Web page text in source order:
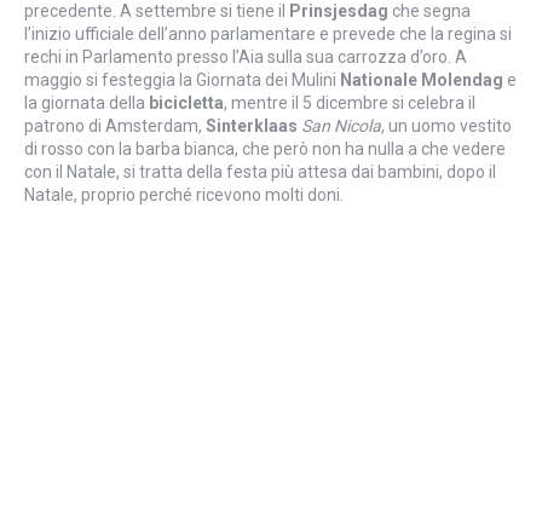
precedente. A settembre si tiene il
Prinsjesdag che segna
l’inizio ufficiale dell’anno parlamentare e prevede che la regina si
rechi in Parlamento presso l’Aia sulla sua carrozza d’oro. A
maggio si festeggia la Giornata dei Mulini Nationale Molendag e
la giornata della bicicletta, mentre il 5 dicembre si celebra il
patrono di Amsterdam, Sinterklaas San Nicola, un uomo vestito
di rosso con la barba bianca, che però non ha nulla a che vedere
con il Natale, si tratta della festa più attesa dai bambini, dopo il
Natale, proprio perché ricevono molti doni.